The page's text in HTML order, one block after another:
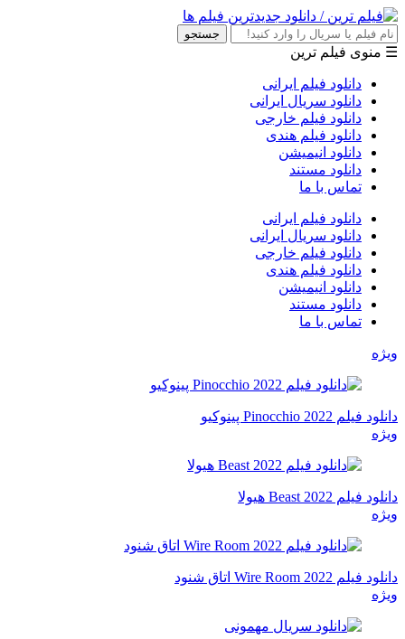
جستجو
☰ منوی فیلم ترین
دانلود فیلم ایرانی
دانلود سریال ایرانی
دانلود فیلم خارجی
دانلود فیلم هندی
دانلود انیمیشن
دانلود مستند
تماس با ما
دانلود فیلم ایرانی
دانلود سریال ایرانی
دانلود فیلم خارجی
دانلود فیلم هندی
دانلود انیمیشن
دانلود مستند
تماس با ما
ویژه
دانلود فیلم Pinocchio 2022 پینوکیو
ویژه
دانلود فیلم Beast 2022 هیولا
ویژه
دانلود فیلم Wire Room 2022 اتاق شنود
ویژه